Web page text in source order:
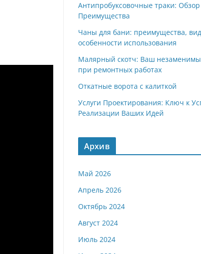
Антипробуксовочные траки:
Преимущества
Чаны для бани: преимущества,
особенности использования
Малярный скотч: Ваш
при ремонтных работах
Откатные ворота с калиткой
Услуги Проектирования: Ключ к
Реализации Ваших Идей
Архив
Май 2026
Апрель 2026
Октябрь 2024
Август 2024
Июль 2024